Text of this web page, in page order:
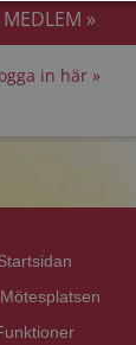
in här »